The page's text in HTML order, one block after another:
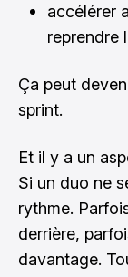
accélérer
reprendre
Ça peut
sprint.
Et il y a un
Si un duo ne
rythme.
derrière,
davantage.